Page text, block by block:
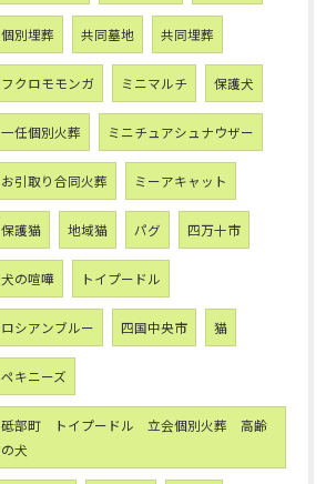
個別埋葬 共同墓地 共同埋葬
フクロモモンガ ミニマルチ 保護犬
一任個別火葬 ミニチュアシュナウザー
お引取り合同火葬 ミーアキャット
保護猫 地域猫 パグ 四万十市
犬の喧嘩 トイプードル
ロシアンブルー 四国中央市 猫
ペキニーズ
砥部町 トイプードル 立会個別火葬 高齢
の犬